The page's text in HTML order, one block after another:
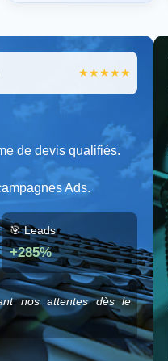
★★★★★
de devis qualifiés.
Ads.
🎯 Leads
+285%
nos attentes dès le